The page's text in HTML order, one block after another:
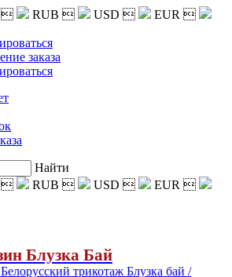
 RUB  USD  EUR 
заказа
Найти
 RUB  USD  EUR 
Блузка Бай